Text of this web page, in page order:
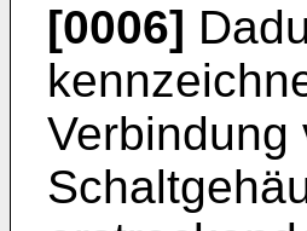
[0006]
Verbindung